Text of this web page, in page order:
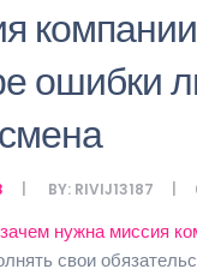
компании
ошибки
BY: RIVIJ13187
зачем нужна миссия
свои